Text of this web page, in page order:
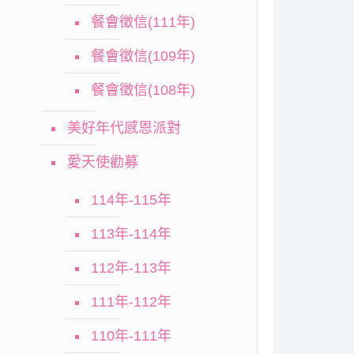
餐會徵信(111年)
餐會徵信(109年)
餐會徵信(108年)
美好年代感恩派對
愛天使勸募
114年-115年
113年-114年
112年-113年
111年-112年
110年-111年